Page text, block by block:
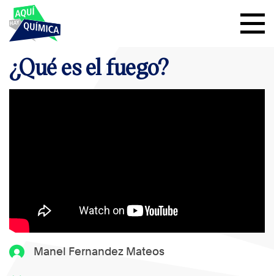
Manel Fernandez Mateos
¿Qué es el fuego?